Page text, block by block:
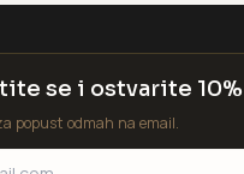
se i ostvarite
popust odmah na email.